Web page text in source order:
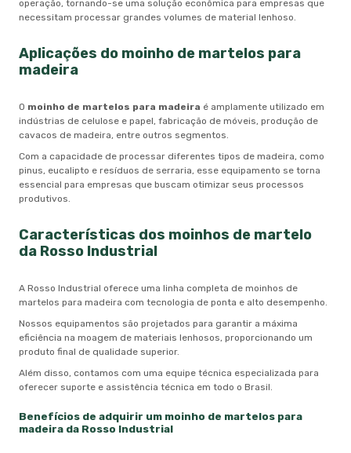
operação, tornando-se uma solução econômica para empresas que
necessitam processar grandes volumes de material lenhoso.
Aplicações do moinho de martelos para
madeira
O moinho de martelos para madeira é amplamente utilizado em
indústrias de celulose e papel, fabricação de móveis, produção de
cavacos de madeira, entre outros segmentos.
Com a capacidade de processar diferentes tipos de madeira, como
pinus, eucalipto e resíduos de serraria, esse equipamento se torna
essencial para empresas que buscam otimizar seus processos
produtivos.
Características dos moinhos de martelo
da Rosso Industrial
A Rosso Industrial oferece uma linha completa de moinhos de
martelos para madeira com tecnologia de ponta e alto desempenho.
Nossos equipamentos são projetados para garantir a máxima
eficiência na moagem de materiais lenhosos, proporcionando um
produto final de qualidade superior.
Além disso, contamos com uma equipe técnica especializada para
oferecer suporte e assistência técnica em todo o Brasil.
Benefícios de adquirir um moinho de martelos para
madeira da Rosso Industrial